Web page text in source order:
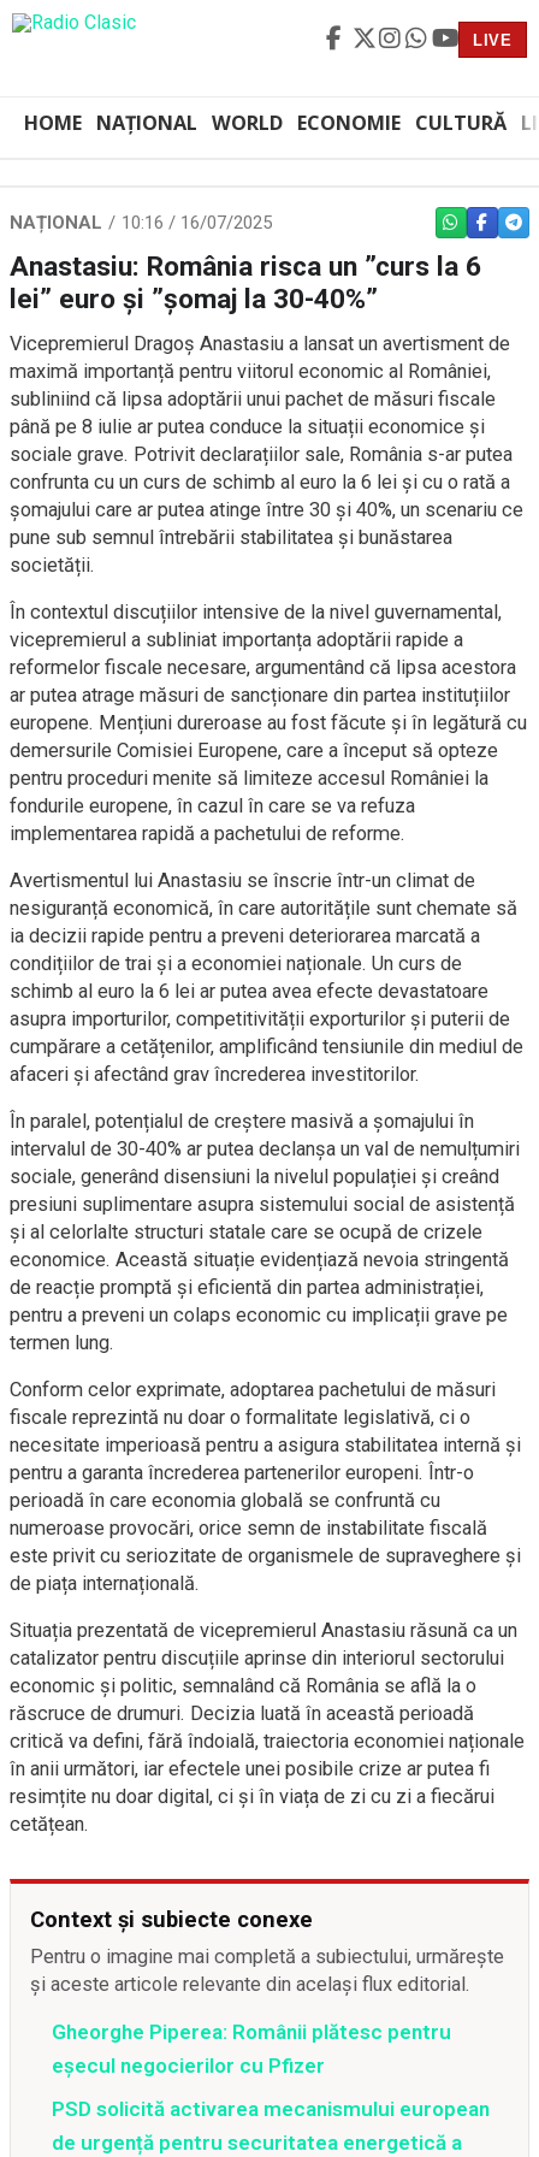
LIVE
HOME NAȚIONAL WORLD ECONOMIE CULTURĂ
NAȚIONAL 10:16 / 16/07/2025 WHATSAPP
Anastasiu: România risca un ”curs la 6
lei” euro şi ”şomaj la 30-40%”
Vicepremierul Dragoș Anastasiu a lansat un avertisment de
maximă importanță pentru viitorul economic al României,
subliniind că lipsa adoptării unui pachet de măsuri fiscale
până pe 8 iulie ar putea conduce la situații economice și
sociale grave. Potrivit declarațiilor sale, România s-ar putea
confrunta cu un curs de schimb al euro la 6 lei și cu o rată a
șomajului care ar putea atinge între 30 și 40%, un scenariu ce
pune sub semnul întrebării stabilitatea și bunăstarea
societății.
În contextul discuțiilor intensive de la nivel guvernamental,
vicepremierul a subliniat importanța adoptării rapide a
reformelor fiscale necesare, argumentând că lipsa acestora
ar putea atrage măsuri de sancționare din partea instituțiilor
europene. Mențiuni dureroase au fost făcute și în legătură cu
demersurile Comisiei Europene, care a început să opteze
pentru proceduri menite să limiteze accesul României la
fondurile europene, în cazul în care se va refuza
implementarea rapidă a pachetului de reforme.
Avertismentul lui Anastasiu se înscrie într-un climat de
nesiguranță economică, în care autoritățile sunt chemate să
ia decizii rapide pentru a preveni deteriorarea marcată a
condițiilor de trai și a economiei naționale. Un curs de
schimb al euro la 6 lei ar putea avea efecte devastatoare
asupra importurilor, competitivității exporturilor și puterii de
cumpărare a cetățenilor, amplificând tensiunile din mediul de
afaceri și afectând grav încrederea investitorilor.
În paralel, potențialul de creștere masivă a șomajului în
intervalul de 30-40% ar putea declanșa un val de nemulțumiri
sociale, generând disensiuni la nivelul populației și creând
presiuni suplimentare asupra sistemului social de asistență
și al celorlalte structuri statale care se ocupă de crizele
economice. Această situație evidențiază nevoia stringentă
de reacție promptă și eficientă din partea administrației,
pentru a preveni un colaps economic cu implicații grave pe
termen lung.
Conform celor exprimate, adoptarea pachetului de măsuri
fiscale reprezintă nu doar o formalitate legislativă, ci o
necesitate imperioasă pentru a asigura stabilitatea internă și
pentru a garanta încrederea partenerilor europeni. Într-o
perioadă în care economia globală se confruntă cu
numeroase provocări, orice semn de instabilitate fiscală
este privit cu seriozitate de organismele de supraveghere și
de piața internațională.
Situația prezentată de vicepremierul Anastasiu răsună ca un
catalizator pentru discuțiile aprinse din interiorul sectorului
economic și politic, semnalând că România se află la o
răscruce de drumuri. Decizia luată în această perioadă
critică va defini, fără îndoială, traiectoria economiei naționale
în anii următori, iar efectele unei posibile crize ar putea fi
resimțite nu doar digital, ci și în viața de zi cu zi a fiecărui
cetățean.
Context și subiecte conexe
Pentru o imagine mai completă a subiectului, urmărește
și aceste articole relevante din același flux editorial.
Gheorghe Piperea: Românii plătesc pentru
eșecul negocierilor cu Pfizer
PSD solicită activarea mecanismului european
de urgență pentru securitatea energetică a